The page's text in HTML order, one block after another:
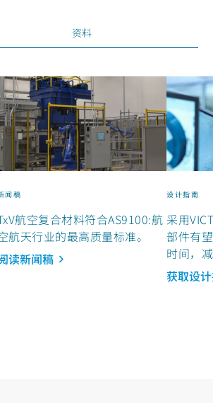
资料
闻稿
航空复合材料符合AS9100:航
航天行业的最高质量标准。
读新闻稿
设计指南
采用
部件有
时间，
比率。
获取设